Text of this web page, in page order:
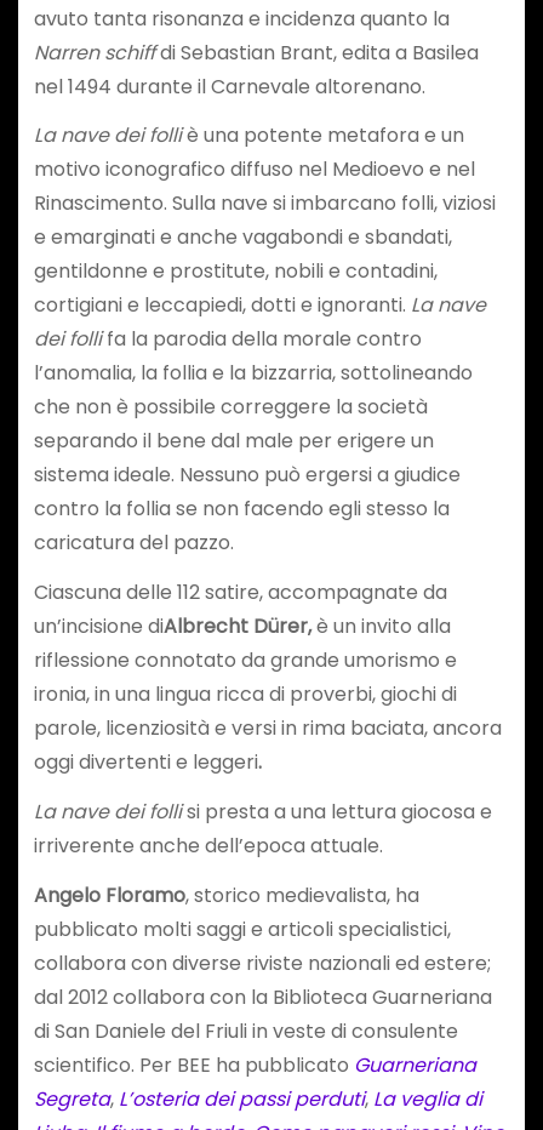
avuto tanta risonanza e incidenza quanto la
Narren schiffdi Sebastian Brant, edita a Basilea
nel 1494 durante il Carnevale altorenano.
La nave dei folliè una potente metafora e un
motivo iconografico diffuso nel Medioevo e nel
Rinascimento. Sulla nave si imbarcano folli, viziosi
e emarginati e anche vagabondi e sbandati,
gentildonne e prostitute, nobili e contadini,
cortigiani e leccapiedi, dotti e ignoranti. La nave
dei follifa la parodia della morale contro
l’anomalia, la follia e la bizzarria, sottolineando
che non è possibile correggere la società
separando il bene dal male per erigere un
sistema ideale. Nessuno può ergersi a giudice
contro la follia se non facendo egli stesso la
caricatura del pazzo.
Ciascuna delle 112 satire, accompagnate da
un’incisione diAlbrecht Dürer,è un invito alla
riflessione connotato da grande umorismo e
ironia, in una lingua ricca di proverbi, giochi di
parole, licenziosità e versi in rima baciata, ancora
oggi divertenti e leggeri.
La nave dei follisi presta a una lettura giocosa e
irriverente anche dell’epoca attuale.
Angelo Floramo, storico medievalista, ha
pubblicato molti saggi e articoli specialistici,
collabora con diverse riviste nazionali ed estere;
dal 2012 collabora con la Biblioteca Guarneriana
di San Daniele del Friuli in veste di consulente
scientifico. Per BEE ha pubblicato Guarneriana
Segreta, L’osteria dei passi perduti, La veglia di